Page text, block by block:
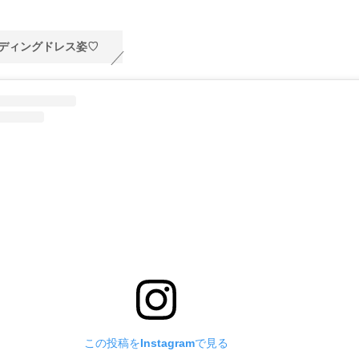
ィングドレス姿♡
この投稿をInstagramで見る